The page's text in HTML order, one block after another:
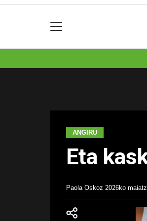
ANGIRŪ
Eta
Paola Oskoz 2026ko